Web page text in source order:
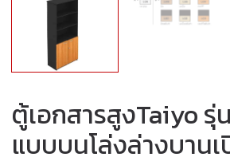
ตู้เอกสารสูงTaiyo รุ่
แบบบนโล่งล่างบาน